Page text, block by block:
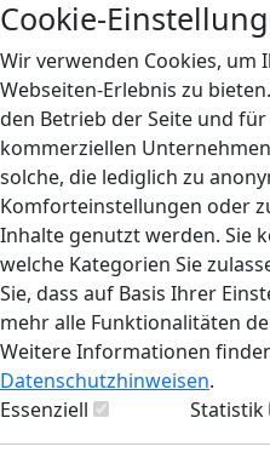
Cookie-
Wir verwenden Cookies, um
Webseiten-Erlebnis zu
den Betrieb der Seite und
kommerziellen
solche, die lediglich zu
Komforteinstellungen oder
Inhalte genutzt werden. Sie
welche Kategorien Sie
Sie, dass auf Basis Ihrer
mehr alle Funktionalitäten
Weitere Informationen
Datenschutzhinweisen.
Essenziell
Statistik